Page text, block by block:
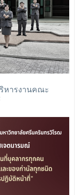
หารงานคณะ